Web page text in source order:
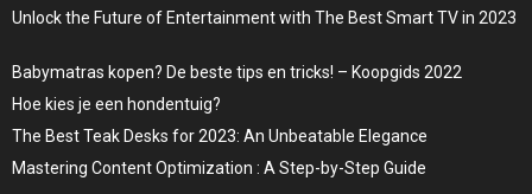
Unlock the Future of Entertainment with The Best Smart TV in 2023
Babymatras kopen? De beste tips en tricks! – Koopgids 2022
Hoe kies je een hondentuig?
The Best Teak Desks for 2023: An Unbeatable Elegance
Mastering Content Optimization : A Step-by-Step Guide